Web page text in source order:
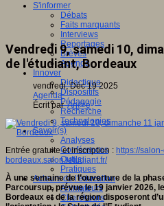
S'informer
Débats
Faits marquants
Interviews
Reportages
Brèves
Agenda
Innover
Didactique
Dispositifs
Pédagogie
Recherche
Technologies
Savoir(s)
Analyses
Conférences
Outils
Pratiques
Acteurs de l'éducation
Animateurs
Chercheurs
Vendredi 9, samedi 10,
de l'étudiant, Bordeaux
vendredi, Déc 19 2025
Agenda
Écrit parAn@é
Entrée gratuite et inscription : https://
bordeaux.salon.letudiant.fr/
À une semaine de l’ouverture de la
Parcoursup, prévue le 19 janvier 2026,
Bordeaux et de la région disposeront